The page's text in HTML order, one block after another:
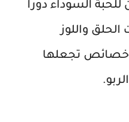
السوداء دوراً
واللوز
خصائص تجعلها